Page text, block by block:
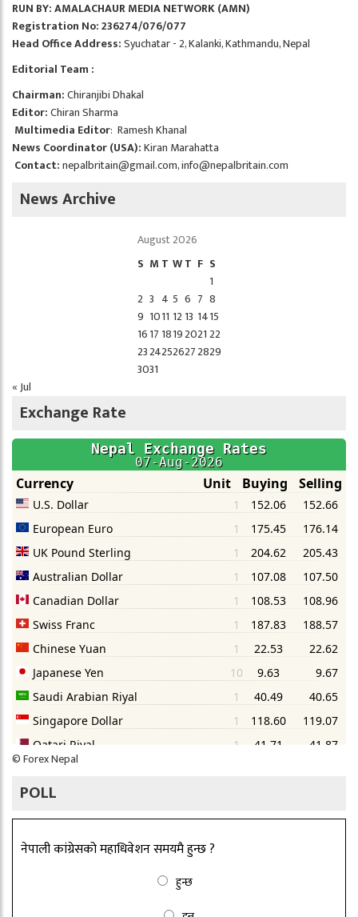
RUN BY: AMALACHAUR MEDIA NETWORK (AMN)
Registration No: 236274/076/077
Head Office Address:Syuchatar - 2, Kalanki, Kathmandu, Nepal
Editorial Team :
Chairman:Chiranjibi Dhakal
Editor:Chiran Sharma
Multimedia Editor: Ramesh Khanal
News Coordinator (USA):Kiran Marahatta
Contact:nepalbritain@gmail.com,info@nepalbritain.com
News Archive
August 2026
S M T WT F S
1
2 3 4 5 6 7 8
9 1011 12 13 1415
1617 1819202122
23242526272829
3031
« Jul
Exchange Rate
©Forex Nepal
POLL
नेपाली कांग्रेसको महाधिवेशन समयमै हुन्छ ?
हुन्छ